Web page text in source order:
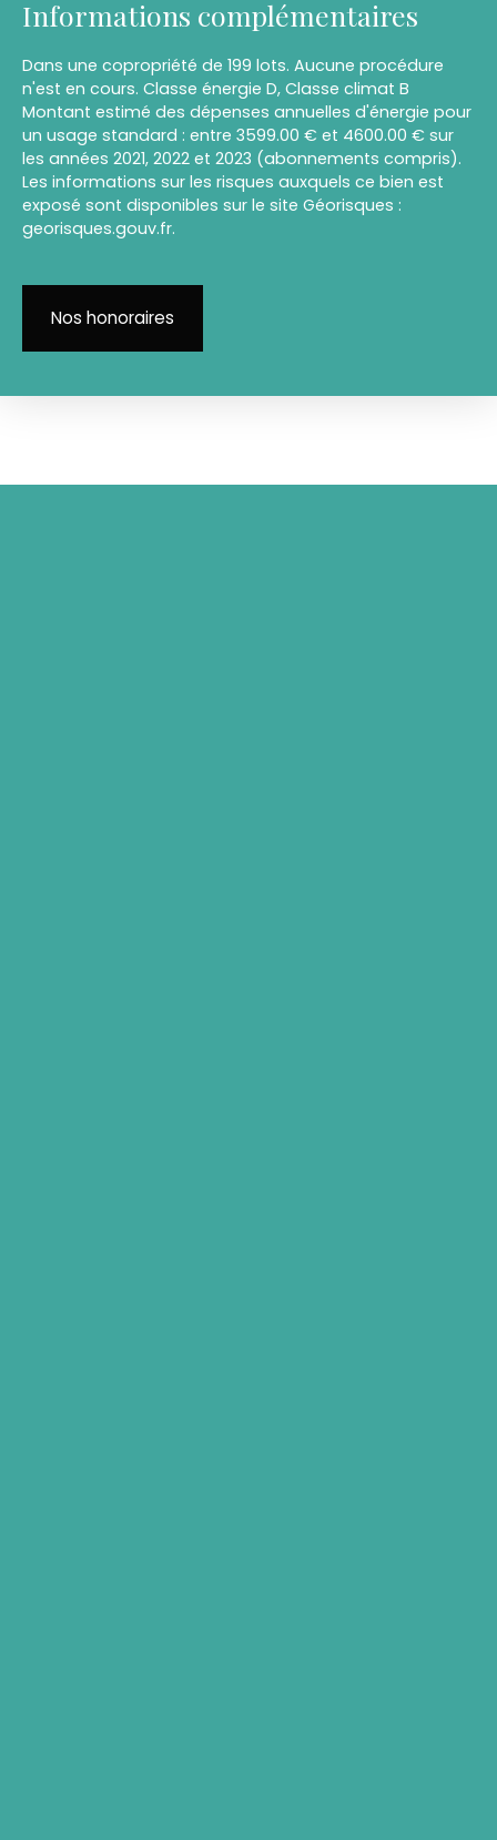
Informations complémentaires
Dans une copropriété de 199 lots. Aucune procédure
n'est en cours. Classe énergie D, Classe climat B
Montant estimé des dépenses annuelles d'énergie pour
un usage standard : entre 3599.00 € et 4600.00 € sur
les années 2021, 2022 et 2023 (abonnements compris).
Les informations sur les risques auxquels ce bien est
exposé sont disponibles sur le site Géorisques :
georisques.gouv.fr.
Nos honoraires